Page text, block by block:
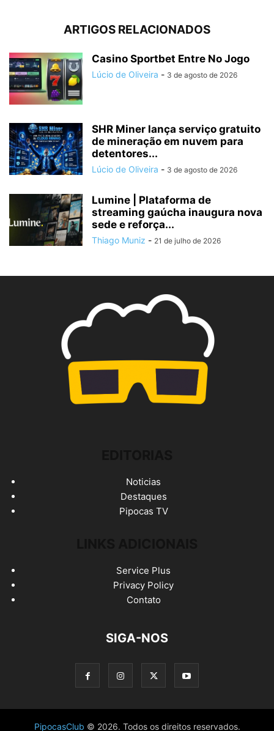
ARTIGOS RELACIONADOS
Casino Sportbet Entre No Jogo
Lúcio de Oliveira - 3 de agosto de 2026
SHR Miner lança serviço gratuito
de mineração em nuvem para
detentores...
Lúcio de Oliveira - 3 de agosto de 2026
Lumine | Plataforma de
streaming gaúcha inaugura nova
sede e reforça...
Thiago Muniz - 21 de julho de 2026
Noticias
Destaques
Pipocas TV
Service Plus
Privacy Policy
Contato
SIGA-NOS
PipocasClub © 2026. Todos os direitos reservados.